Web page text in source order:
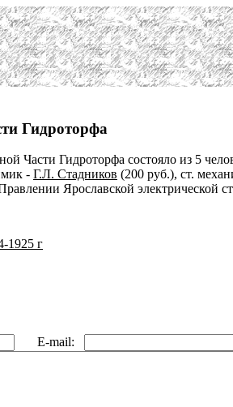
Гидроторфа
Части Гидроторфа состояло из 5
- Г.Л. Стадников (200 руб.), ст.
Ярославской электрической
г
E-mail: